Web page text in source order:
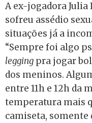
A ex-jogadora
sofreu assédio
situações já a
“Sempre foi algo
legging pra jogar
dos meninos.
entre 11h e 12h da
temperatura mais
camiseta, somente